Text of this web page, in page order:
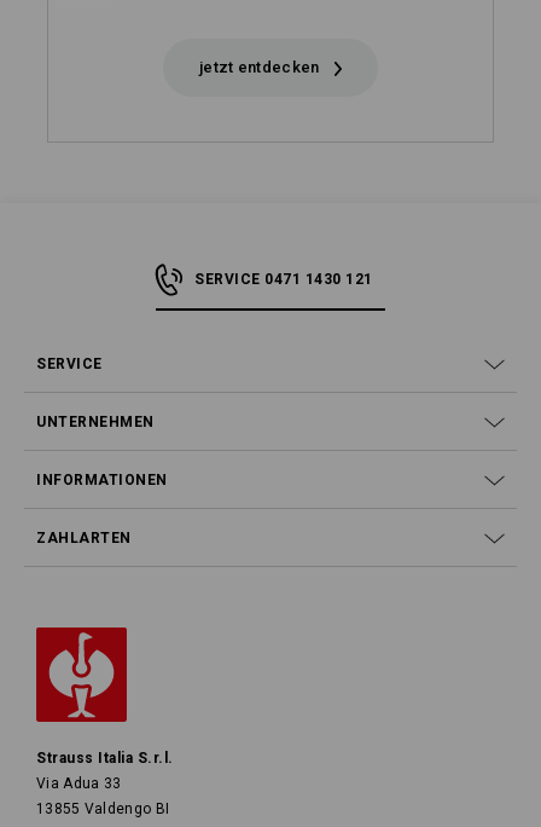
jetzt entdecken
SERVICE 0471 1430 121
SERVICE
UNTERNEHMEN
INFORMATIONEN
ZAHLARTEN
Strauss Italia S.r.l.
Via Adua 33
13855 Valdengo BI